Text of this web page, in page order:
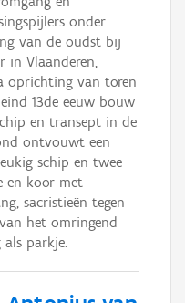
onder
van de oudst bij
in Vlaanderen,
oprichting van toren
13de eeuw bouw
en transept in de
ontvouwt een
schip en twee
en koor met
sacristieën tegen
het omringend
parkje.